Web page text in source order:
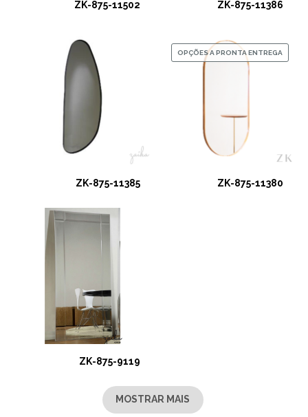
ZK-875-11502 ZK-875-11386
ZK-875-11385
OPÇÕES A PRONTA ENTREGA
ZK-875-11380
ZK-875-9119
MOSTRAR MAIS